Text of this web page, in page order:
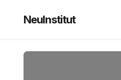
NeuInstitut